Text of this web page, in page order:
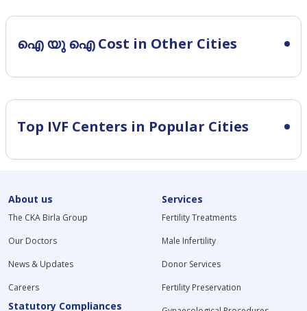
ഐ യു ഐ Cost in Other Cities
Top IVF Centers in Popular Cities
About us
The CKA Birla Group
Our Doctors
News & Updates
Careers
Statutory Compliances
Services
Fertility Treatments
Male Infertility
Donor Services
Fertility Preservation